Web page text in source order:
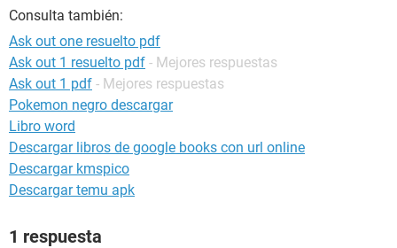
Consulta también:
Ask out one resuelto pdf
Ask out 1 resuelto pdf - Mejores respuestas
Ask out 1 pdf - Mejores respuestas
Pokemon negro descargar
Libro word
Descargar libros de google books con url online
Descargar kmspico
Descargar temu apk
1 respuesta